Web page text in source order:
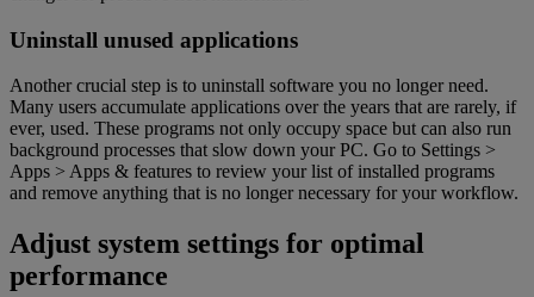
Uninstall unused applications
Another crucial step is to uninstall software you no longer need.
Many users accumulate applications over the years that are rarely, if
ever, used. These programs not only occupy space but can also run
background processes that slow down your PC. Go to Settings >
Apps > Apps & features to review your list of installed programs
and remove anything that is no longer necessary for your workflow.
Adjust system settings for optimal
performance